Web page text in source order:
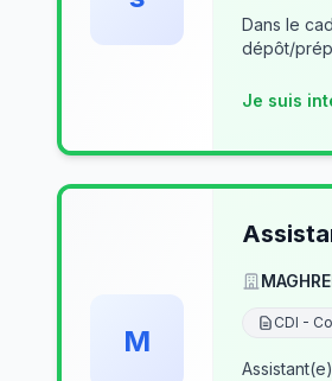
Dans le cadre
Je suis
M
CDI -